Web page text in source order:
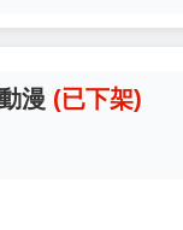
漫 (已下架)